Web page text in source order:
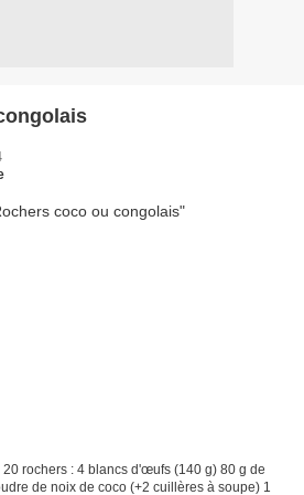
20 rochers : 4 blancs d'œufs (140 g) 80 g de
de noix de coco (+2 cuillères à soupe) 1